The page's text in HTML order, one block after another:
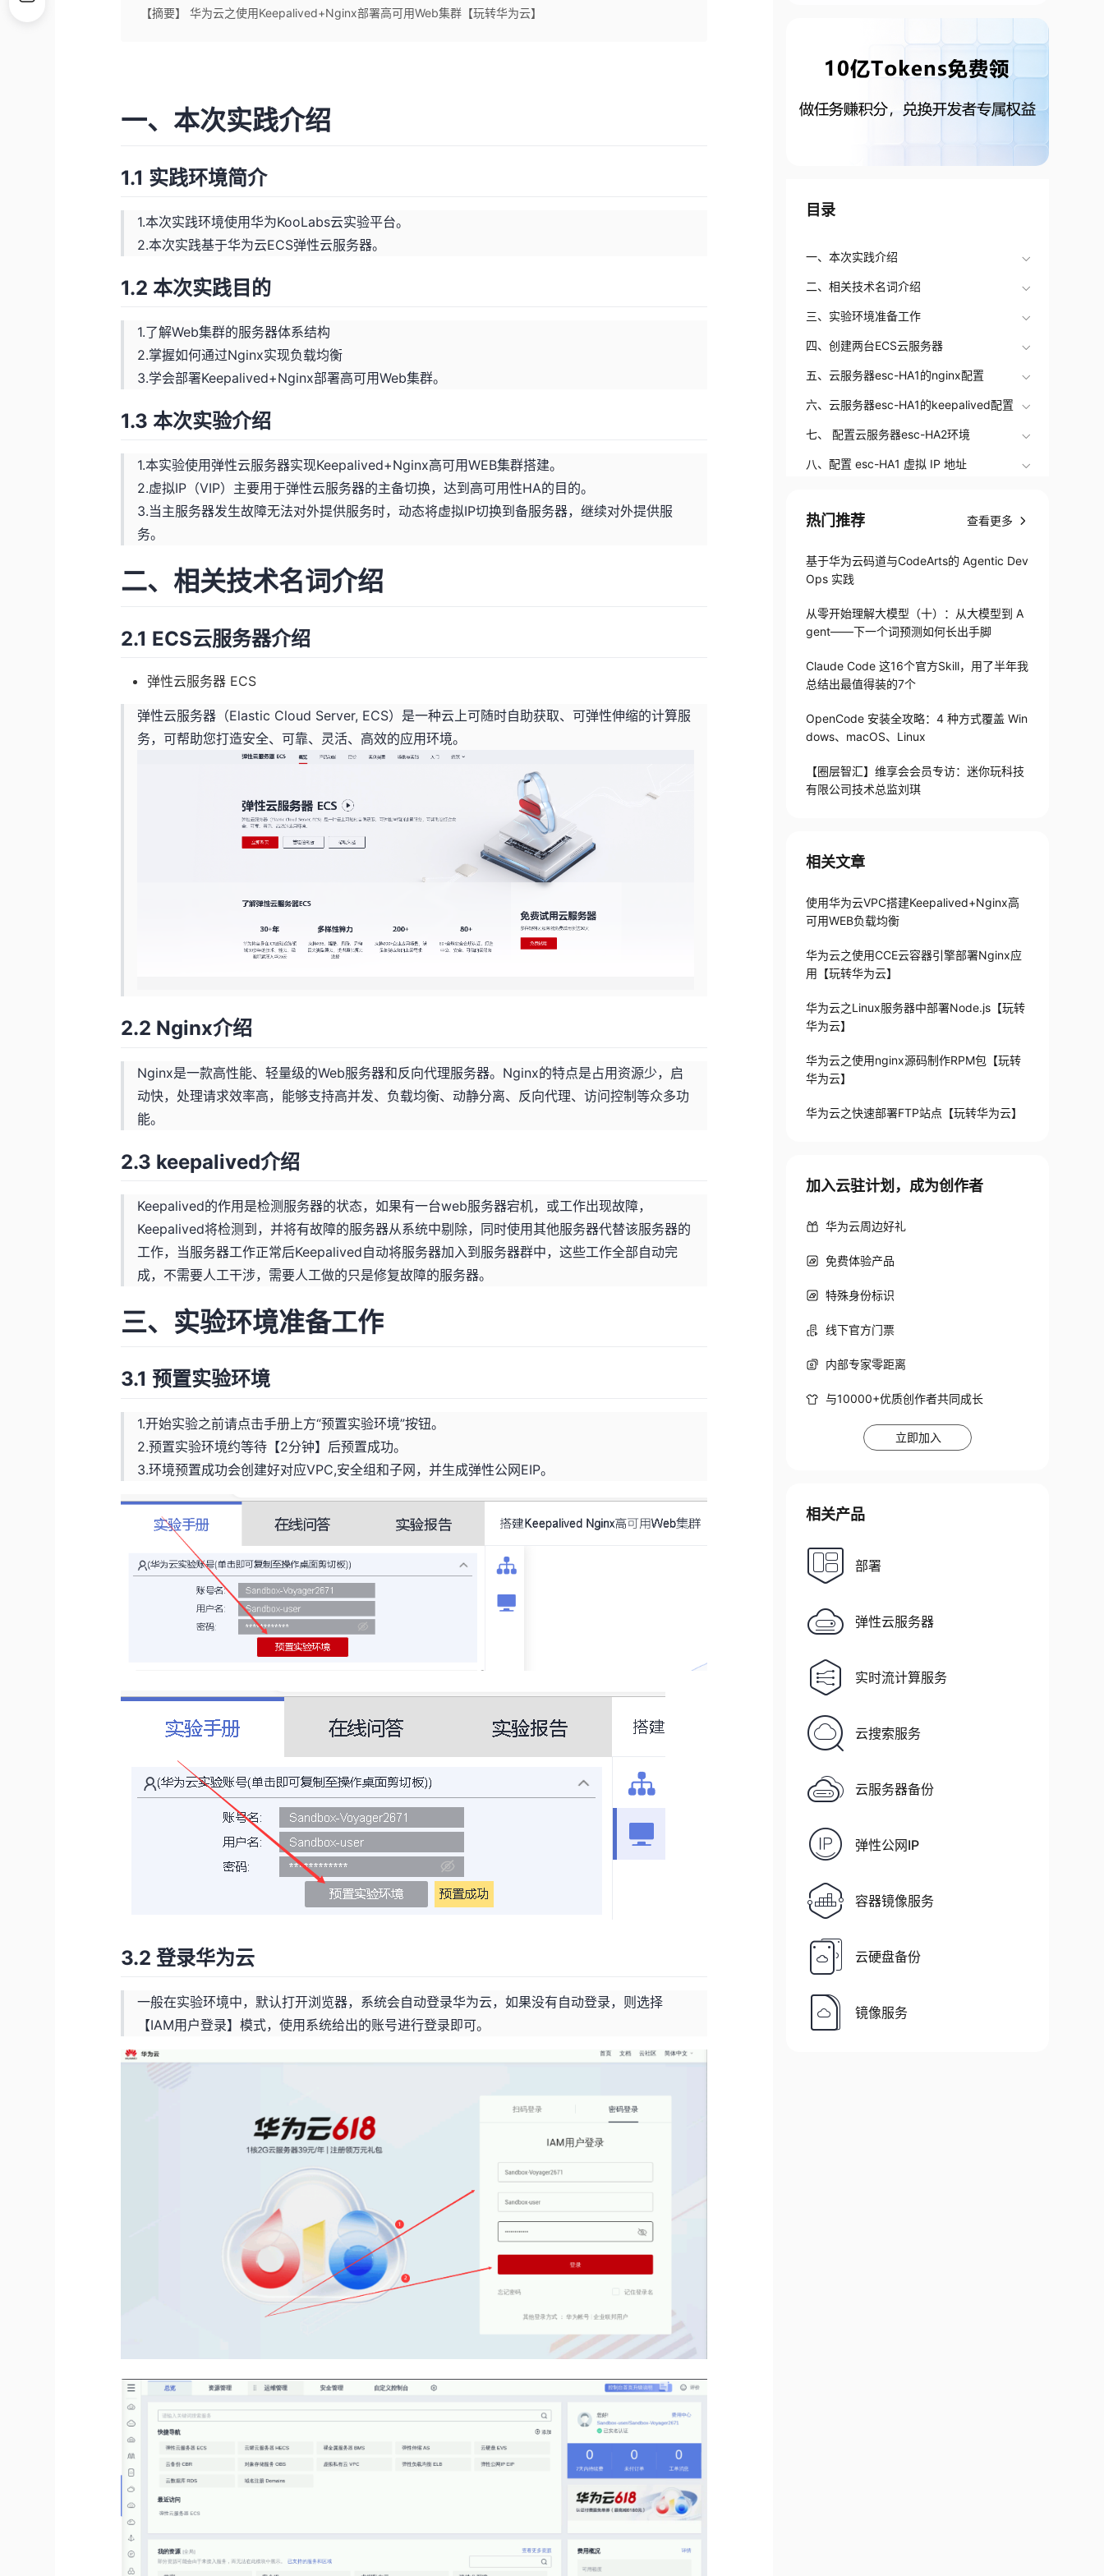
【摘要】 华为云之使用Keepalived+Nginx部署高可用Web集群【玩转华为云】
一、本次实践介绍
1.1 实践环境简介
1.本次实践环境使用华为KooLabs云实验平台。
2.本次实践基于华为云ECS弹性云服务器。
1.2 本次实践目的
1.了解Web集群的服务器体系结构
2.掌握如何通过Nginx实现负载均衡
3.学会部署Keepalived+Nginx部署高可用Web集群。
1.3 本次实验介绍
1.本实验使用弹性云服务器实现Keepalived+Nginx高可用WEB集群搭建。
2.虚拟IP（VIP）主要用于弹性云服务器的主备切换，达到高可用性HA的目的。
3.当主服务器发生故障无法对外提供服务时，动态将虚拟IP切换到备服务器，继续对外提供服
务。
二、相关技术名词介绍
2.1 ECS云服务器介绍
弹性云服务器 ECS
弹性云服务器（Elastic Cloud Server, ECS）是一种云上可随时自助获取、可弹性伸缩的计算服
务，可帮助您打造安全、可靠、灵活、高效的应用环境。
2.2 Nginx介绍
Nginx是一款高性能、轻量级的Web服务器和反向代理服务器。Nginx的特点是占用资源少，启
动快，处理请求效率高，能够支持高并发、负载均衡、动静分离、反向代理、访问控制等众多功
能。
2.3 keepalived介绍
Keepalived的作用是检测服务器的状态，如果有一台web服务器宕机，或工作出现故障，
Keepalived将检测到，并将有故障的服务器从系统中剔除，同时使用其他服务器代替该服务器的
工作，当服务器工作正常后Keepalived自动将服务器加入到服务器群中，这些工作全部自动完
成，不需要人工干涉，需要人工做的只是修复故障的服务器。
三、实验环境准备工作
3.1 预置实验环境
1.开始实验之前请点击手册上方“预置实验环境”按钮。
2.预置实验环境约等待【2分钟】后预置成功。
3.环境预置成功会创建好对应VPC,安全组和子网，并生成弹性公网EIP。
3.2 登录华为云
一般在实验环境中，默认打开浏览器，系统会自动登录华为云，如果没有自动登录，则选择
【IAM用户登录】模式，使用系统给出的账号进行登录即可。
目录
一、本次实践介绍
二、相关技术名词介绍
三、实验环境准备工作
四、创建两台ECS云服务器
五、云服务器esc-HA1的nginx配置
六、云服务器esc-HA1的keepalived配置
七、 配置云服务器esc-HA2环境
八、配置 esc-HA1 虚拟 IP 地址
热门推荐 查看更多
基于华为云码道与CodeArts的 Agentic Dev
Ops 实践
从零开始理解大模型（十）：从大模型到 A
gent——下一个词预测如何长出手脚
Claude Code 这16个官方Skill，用了半年我
总结出最值得装的7个
OpenCode 安装全攻略：4 种方式覆盖 Win
dows、macOS、Linux
【圈层智汇】维享会会员专访：迷你玩科技
有限公司技术总监刘琪
相关文章
使用华为云VPC搭建Keepalived+Nginx高
可用WEB负载均衡
华为云之使用CCE云容器引擎部署Nginx应
用【玩转华为云】
华为云之Linux服务器中部署Node.js【玩转
华为云】
华为云之使用nginx源码制作RPM包【玩转
华为云】
华为云之快速部署FTP站点【玩转华为云】
加入云驻计划，成为创作者
华为云周边好礼
免费体验产品
特殊身份标识
线下官方门票
内部专家零距离
与10000+优质创作者共同成长
立即加入
相关产品
部署
弹性云服务器
实时流计算服务
云搜索服务
云服务器备份
弹性公网IP
容器镜像服务
云硬盘备份
镜像服务